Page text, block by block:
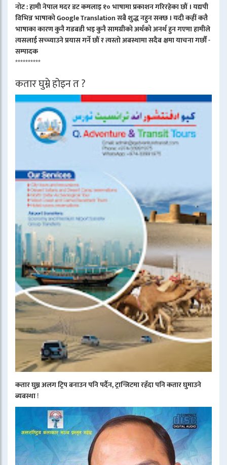
नोट : हामी नेपाल मदर डट कमलाइ १० भाषामा प्रकाशन गरिरहेका छौं । यद्यपी
विभिन्न भाषाको Google Translation सबै शुद्ध नहुन सक्छ । यदी कहीं कतै
भाषाका कारण कुनै गडबडी भइ कुनै सामग्रीको अर्थको अनर्थ हुन गएमा हामीले
त्यसलाई सच्च्याउने प्रयास गर्ने छौं र त्यस्तो अबस्थामा सदैब क्षमा याचना गर्छौं -
सम्पादक
**********
कतार घुम्ने होइन त ?
कतार घुम्न अलग ट्रिप बनाउन पनि पर्दैन, ट्रान्जिटमा रहँदा पनि कतार घुमाउने
ब्यबस्था!